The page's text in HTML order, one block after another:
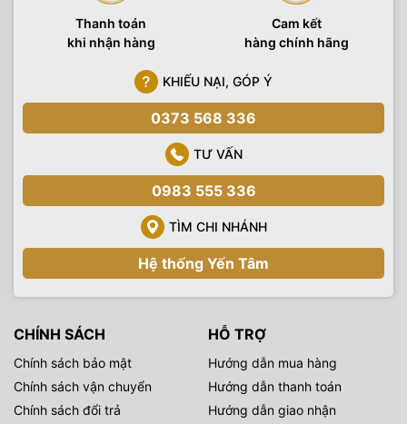
Thanh toán
khi nhận hàng
Cam kết
hàng chính hãng
KHIẾU NẠI, GÓP Ý
0373 568 336
TƯ VẤN
0983 555 336
TÌM CHI NHÁNH
Hệ thống Yến Tâm
CHÍNH SÁCH
Chính sách bảo mật
Chính sách vận chuyển
Chính sách đổi trả
HỖ TRỢ
Hướng dẫn mua hàng
Hướng dẫn thanh toán
Hướng dẫn giao nhận